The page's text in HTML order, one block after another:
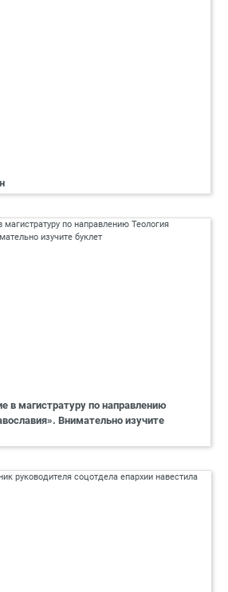
в магистратуру по направлению
Внимательно изучите